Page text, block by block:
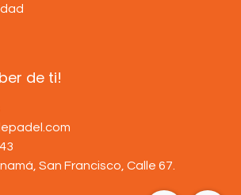
de ti!
San Francisco, Calle 67.